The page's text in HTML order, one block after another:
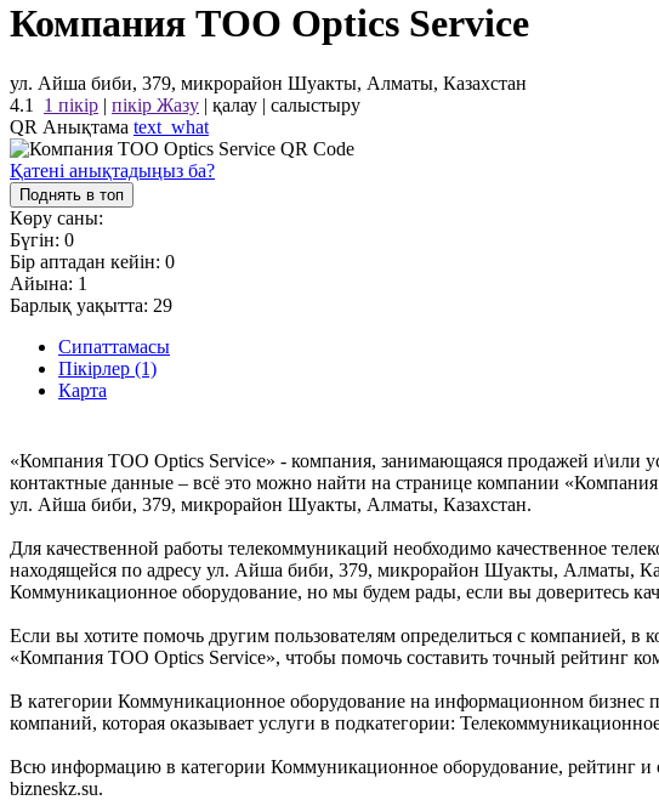
Компания ТОО Optics Service
ул. Айша биби, 379, микрорайон Шуакты, Алматы, Казахстан
4.1
1 пікір | пікір Жазу | қалау | салыстыру
QR Анықтама text_what
Қатені анықтадыңыз ба?
Поднять в топ
Көру саны:
Бүгін: 0
Бір аптадан кейін: 0
Айына: 1
Барлық уақытта: 29
Сипаттамасы
Пікірлер (1)
Карта
«Компания ТОО Optics Service» - компания, занимающаяся продажей и\или
контактные данные – всё это можно найти на странице компании
ул. Айша биби, 379, микрорайон Шуакты, Алматы, Казахстан.
Для качественной работы телекоммуникаций необходимо качественное
находящейся по адресу ул. Айша биби, 379, микрорайон Шуакты, Алматы,
Коммуникационное оборудование, но мы будем рады, если вы доверитесь
Если вы хотите помочь другим пользователям определиться с компанией,
«Компания ТОО Optics Service», чтобы помочь составить точный рейтинг
В категории Коммуникационное оборудование на информационном бизнес
компаний, которая оказывает услуги в подкатегории:
Всю информацию в категории Коммуникационное оборудование, рейтинг
bizneskz.su.